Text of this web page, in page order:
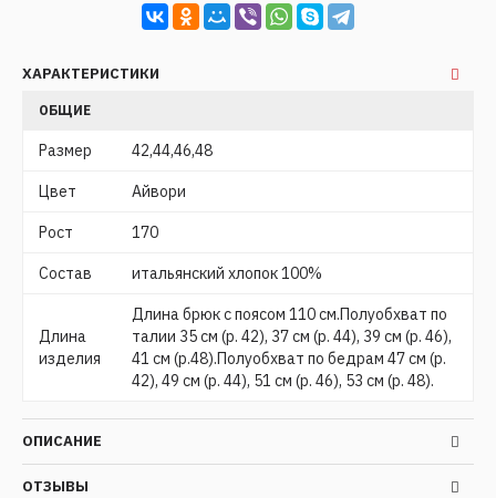
ХАРАКТЕРИСТИКИ
ОБЩИЕ
Размер 42,44,46,48
Цвет Айвори
Рост 170
Состав итальянский хлопок 100%
Длина
изделия
Длина брюк с поясом 110 см.Полуобхват по
талии 35 см (р. 42), 37 см (р. 44), 39 см (р. 46),
41 см (р.48).Полуобхват по бедрам 47 см (р.
42), 49 см (р. 44), 51 см (р. 46), 53 см (р. 48).
ОПИСАНИЕ
ОТЗЫВЫ